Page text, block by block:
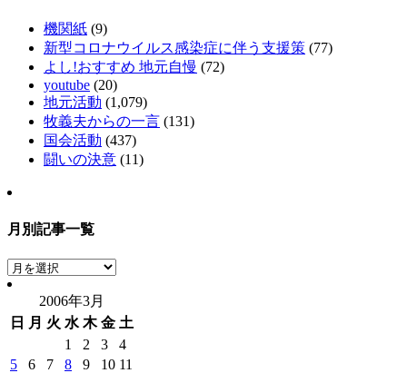
機関紙 (9)
新型コロナウイルス感染症に伴う支援策 (77)
よし!おすすめ 地元自慢 (72)
youtube (20)
地元活動 (1,079)
牧義夫からの一言 (131)
国会活動 (437)
闘いの決意 (11)
月別記事一覧
月
別
事
覧
2006年3月
日
月 火 水 木 金 土
1
2 3
4
5
6 7 8 9 10 11